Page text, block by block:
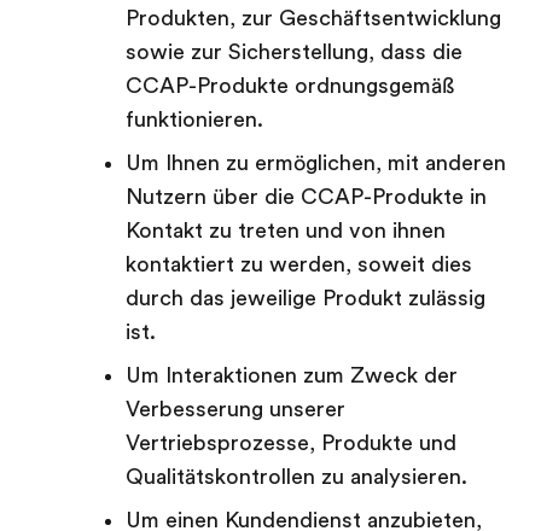
Produkten, zur Geschäftsentwicklung
sowie zur Sicherstellung, dass die
CCAP-Produkte ordnungsgemäß
funktionieren.
Um Ihnen zu ermöglichen, mit anderen
Nutzern über die CCAP-Produkte in
Kontakt zu treten und von ihnen
kontaktiert zu werden, soweit dies
durch das jeweilige Produkt zulässig
ist.
Um Interaktionen zum Zweck der
Verbesserung unserer
Vertriebsprozesse, Produkte und
Qualitätskontrollen zu analysieren.
Um einen Kundendienst anzubieten,